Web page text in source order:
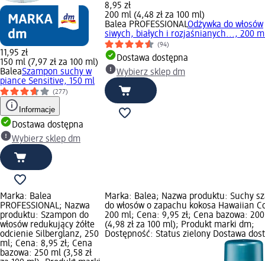
11,95 zł
150 ml (7,97 zł za 100 ml)
BaleaSzampon suchy w
piance Sensitive, 150 ml
(277)
Informacje
Dostawa dostępna
Wybierz sklep dm
8,95 zł
200 ml (4,48 zł za 100 ml)
Balea PROFESSIONALOdżywka do włosów
siwych, białych i rozjaśnianych..., 200
(94)
Dostawa dostępna
Wybierz sklep dm
Marka: Balea
PROFESSIONAL; Nazwa
produktu: Szampon do
włosów redukujący żółte
odcienie Silberglanz, 250
ml; Cena: 8,95 zł; Cena
bazowa: 250 ml (3,58 zł
Marka: Balea; Nazwa produktu: Suchy
do włosów o zapachu kokosa Hawaiian
200 ml; Cena: 9,95 zł; Cena bazowa:
(4,98 zł za 100 ml); Produkt marki dm;
Dostępność: Status zielony Dostawa